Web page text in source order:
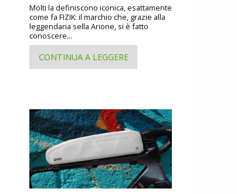
Molti la definiscono iconica, esattamente
come fa FIZIK: il marchio che, grazie alla
leggendaria sella Arione, si è fatto
conoscere...
CONTINUA A LEGGERE